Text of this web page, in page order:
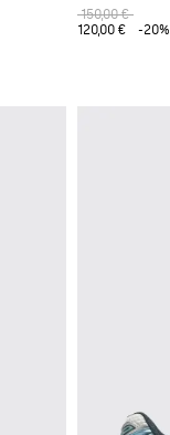
150,00 €
120,00 €
-20%